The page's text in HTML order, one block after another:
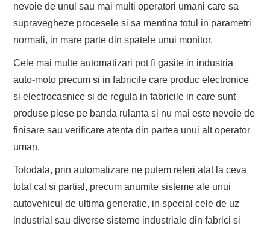
nevoie de unul sau mai multi operatori umani care sa
supravegheze procesele si sa mentina totul in parametri
normali, in mare parte din spatele unui monitor.
Cele mai multe automatizari pot fi gasite in industria
auto-moto precum si in fabricile care produc electronice
si electrocasnice si de regula in fabricile in care sunt
produse piese pe banda rulanta si nu mai este nevoie de
finisare sau verificare atenta din partea unui alt operator
uman.
Totodata, prin automatizare ne putem referi atat la ceva
total cat si partial, precum anumite sisteme ale unui
autovehicul de ultima generatie, in special cele de uz
industrial sau diverse sisteme industriale din fabrici si